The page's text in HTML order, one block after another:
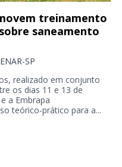
treinamento
saneamento
SP
realizado em conjunto
os dias 11 e 13 de
a Embrapa
teórico-prático para a...